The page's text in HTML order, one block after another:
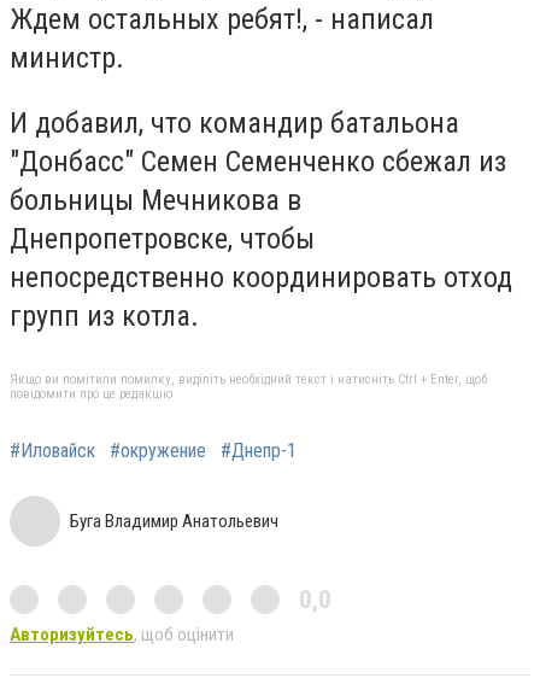
Ждем остальных ребят!, - написал
министр.
И добавил, что командир батальона
"Донбасс" Семен Семенченко сбежал из
больницы Мечникова в
Днепропетровске, чтобы
непосредственно координировать отход
групп из котла.
Якщо ви помітили помилку, виділіть необхідний текст і натисніть Ctrl + Enter, щоб
повідомити про це редакцію
#Иловайск #окружение #Днепр-1
Буга Владимир Анатольевич
0,0
Авторизуйтесь, щоб оцінити